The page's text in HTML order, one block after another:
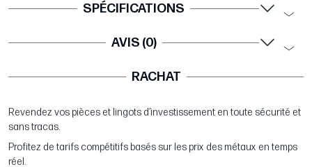
SPÉCIFICATIONS
AVIS (0)
RACHAT
Revendez vos pièces et lingots d’investissement en toute sécurité et
sans tracas.
Profitez de tarifs compétitifs basés sur les prix des métaux en temps
réel.